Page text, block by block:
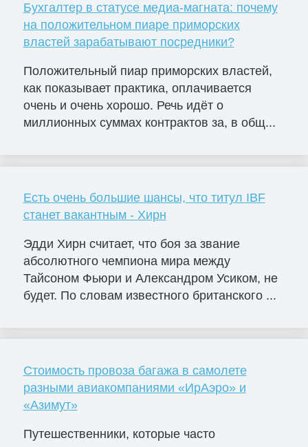
Бухгалтер в статусе медиа-магната: почему
на положительном пиаре приморских
властей зарабатывают посредники?
Положительный пиар приморских властей,
как показывает практика, оплачивается
очень и очень хорошо. Речь идёт о
миллионных суммах контрактов за, в общ...
Есть очень большие шансы, что титул IBF
станет вакантным - Хирн
Эдди Хирн считает, что боя за звание
абсолютного чемпиона мира между
Тайсоном Фьюри и Александром Усиком, не
будет. По словам известного британского ...
Стоимость провоза багажа в самолете
разными авиакомпаниями «ИрАэро» и
«Азимут»
Путешественники, которые часто